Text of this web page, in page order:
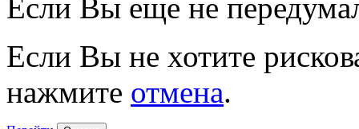
Если Вы еще не
Если Вы не хотите
нажмите отмена.